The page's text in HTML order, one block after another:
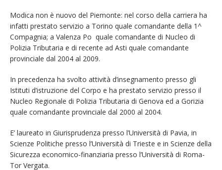
Modica non è nuovo del Piemonte: nel corso della carriera ha
infatti prestato servizio a Torino quale comandante della 1^
Compagnia; a Valenza Po quale comandante di Nucleo di
Polizia Tributaria e di recente ad Asti quale comandante
provinciale dal 2004 al 2009.
In precedenza ha svolto attività d’insegnamento presso gli
Istituti d’istruzione del Corpo e ha prestato servizio presso il
Nucleo Regionale di Polizia Tributaria di Genova ed a Gorizia
quale comandante provinciale dal 2000 al 2004.
E’ laureato in Giurisprudenza presso l’Università di Pavia, in
Scienze Politiche presso l’Università di Trieste e in Scienze della
Sicurezza economico-finanziaria presso l’Università di Roma-
Tor Vergata.